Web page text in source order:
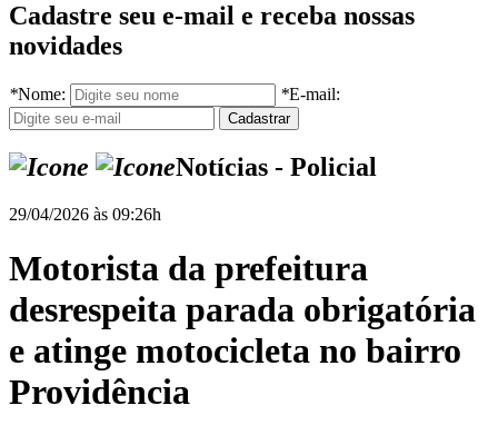
Cadastre seu e-mail e receba nossas
novidades
*Nome: *E-mail:
Notícias - Policial
29/04/2026 às 09:26h
Motorista da prefeitura
desrespeita parada obrigatória
e atinge motocicleta no bairro
Providência